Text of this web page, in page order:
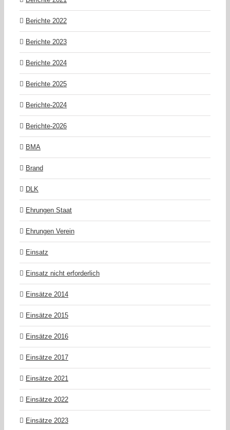
Berichte 2022
Berichte 2023
Berichte 2024
Berichte 2025
Berichte-2024
Berichte-2026
BMA
Brand
DLK
Ehrungen Staat
Ehrungen Verein
Einsatz
Einsatz nicht erforderlich
Einsätze 2014
Einsätze 2015
Einsätze 2016
Einsätze 2017
Einsätze 2021
Einsätze 2022
Einsätze 2023